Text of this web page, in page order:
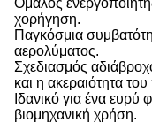
Ομαλός
χορήγηση.
Παγκόσμια
αερολύματος.
Σχεδιασμός
και η ακεραιότητα
Ιδανικό για ένα
βιομηχανική χρήση.